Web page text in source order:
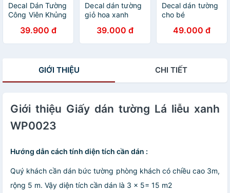
Decal Dán Tường
Công Viên Khủng
39.900 đ
Decal dán tường
giỏ hoa xanh
DLX5176
39.000 đ
Decal dán tường
cho bé
49.000 đ
GIỚI THIỆU CHI TIẾT
Giới thiệu Giấy dán tường Lá liễu xanh
WP0023
Hướng dẫn cách tính diện tích cần dán :
Quý khách cần dán bức tường phòng khách có chiều cao 3m,
rộng 5 m. Vậy diện tích cần dán là 3 x 5= 15 m2